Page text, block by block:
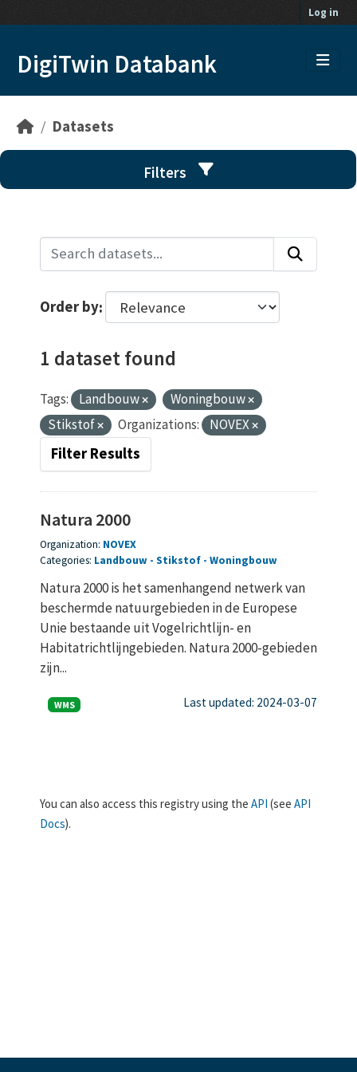
Log in
DigiTwin Databank
Datasets
Filters
Order by
1 dataset found
Tags: Landbouw
Woningbouw
Stikstof
Organizations: NOVEX
Filter Results
Natura 2000
Organization: NOVEX
Categories: Landbouw Stikstof Woningbouw
Natura 2000 is het samenhangend netwerk van
beschermde natuurgebieden in de Europese
Unie bestaande uit Vogelrichtlijn- en
Habitatrichtlijngebieden. Natura 2000-gebieden
zijn...
WMS Last updated: 2024-03-07
You can also access this registry using the API (see API
Docs).